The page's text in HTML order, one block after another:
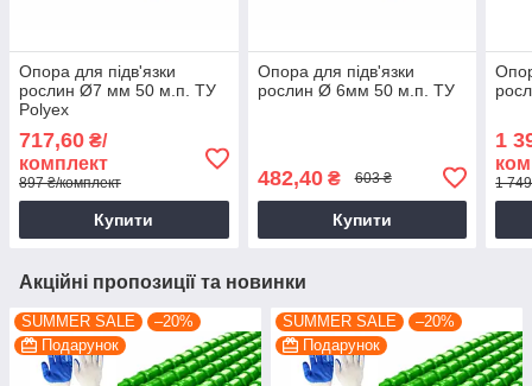
Опора для підв'язки
рослин Ø7 мм 50 м.п. ТУ
Polyex
717,60 ₴/
комплект
897 ₴/комплект
Купити
Опора для підв'язки
рослин Ø 6мм 50 м.п. ТУ
482,40₴ 603 ₴
Купити
1
1
Акційні пропозиції та новинки
SUMMER SALE
–20%
Подарунок
SUMMER SALE
–20%
Подарунок